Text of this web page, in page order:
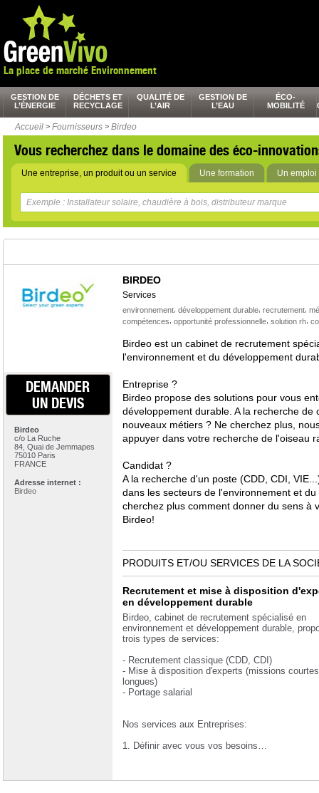
La place de marché Environnement
GESTION DE
L’ÉNERGIE
DÉCHETS ET
RECYCLAGE
QUALITÉ DE
L’AIR
GESTION DE
L’EAU
ÉCO-
MOBILITÉ
Accueil > Fournisseurs > Birdeo
Vous recherchez dans le domaine des éco-
Une entreprise, un produit ou un service Une formation Un emploi
DEMANDER
UN DEVIS
Birdeo
c/o La Ruche
84, Quai de Jemmapes
75010 Paris
FRANCE
Adresse internet :
Birdeo
BIRDEO
Services
environnement, développement durable, recrutement,
compétences opportunité professionnelle, solution rh,
Birdeo est un cabinet de recrutement
l'environnement et du développement
Entreprise ?
Birdeo propose des solutions pour vous
développement durable. A la recherche de
nouveaux métiers ? Ne cherchez plus,
appuyer dans votre recherche de l'oiseau
Candidat ?
A la recherche d'un poste (CDD, CDI,
dans les secteurs de l'environnement et
cherchez plus comment donner du sens à
Birdeo!
PRODUITS ET/OU SERVICES DE LA
Recrutement et mise à disposition
en développement durable
Birdeo, cabinet de recrutement spécialisé en
environnement et développement durable,
trois types de services:
- Recrutement classique (CDD, CDI)
- Mise à disposition d'experts (missions
longues)
- Portage salarial
Nos services aux Entreprises:
1. Définir avec vous vos besoins…